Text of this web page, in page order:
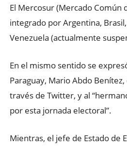
El Mercosur (Mercado Común
integrado por Argentina,
Venezuela (actualmente
En el mismo sentido se
Paraguay, Mario Abdo
través de Twitter, y al
por esta jornada electoral”.
Mientras, el jefe de Estado de